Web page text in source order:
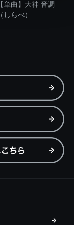
【単曲】大神 音調
（しらべ）....